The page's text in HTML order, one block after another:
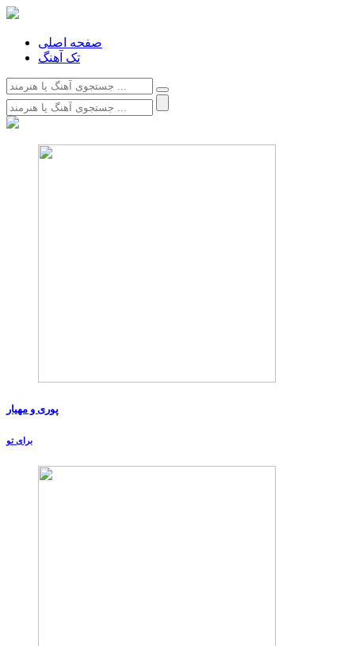
صفحه اصلی
تک آهنگ
پوری و مهیار
برای تو